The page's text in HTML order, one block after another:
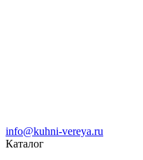
info@kuhni-vereya.ru
Каталог